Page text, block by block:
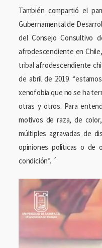
También compartió el
Gubernamental de
del Consejo Consultivo
afrodescendiente en
tribal afrodescendiente
de abril de 2019.
xenofobia que no se ha
otras y otros. Para
motivos de raza, de
múltiples agravadas de
opiniones políticas o de
condición”. ´